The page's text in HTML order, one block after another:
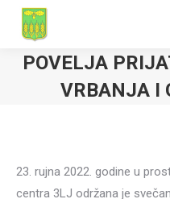
POVELJA
VRBANJA I
23. rujna 2022. godine u
centra 3LJ održana je